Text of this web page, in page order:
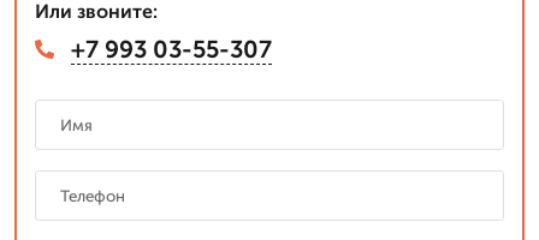
Или звоните:
+7 993 03-55-307